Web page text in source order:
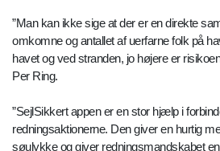
”Man kan ikke sige at der er en direkte
omkomne og antallet af uerfarne folk på
havet og ved stranden, jo højere er
Per Ring.
”SejlSikkert appen er en stor hjælp i
redningsaktionerne. Den giver en hurtig
søulykke og giver redningsmandskabet